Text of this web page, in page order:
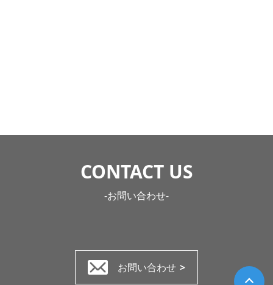
CONTACT US
-お問い合わせ-
お問い合わせ